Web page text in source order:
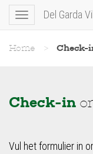
Toggle
navigation
Del Garda
Home > Check-
Check-in
Vul het formulier in